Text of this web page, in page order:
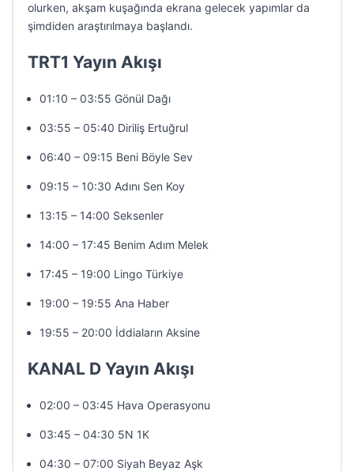
olurken, akşam kuşağında ekrana gelecek yapımlar da
şimdiden araştırılmaya başlandı.
TRT1 Yayın Akışı
01:10 – 03:55 Gönül Dağı
03:55 – 05:40 Diriliş Ertuğrul
06:40 – 09:15 Beni Böyle Sev
09:15 – 10:30 Adını Sen Koy
13:15 – 14:00 Seksenler
14:00 – 17:45 Benim Adım Melek
17:45 – 19:00 Lingo Türkiye
19:00 – 19:55 Ana Haber
19:55 – 20:00 İddiaların Aksine
KANAL D Yayın Akışı
02:00 – 03:45 Hava Operasyonu
03:45 – 04:30 5N 1K
04:30 – 07:00 Siyah Beyaz Aşk